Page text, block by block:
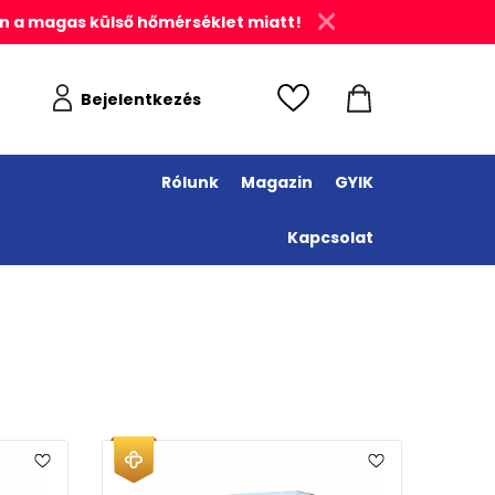
a magas külső hőmérséklet miatt!
Bejelentkezés
Rólunk Magazin GYIK
Kapcsolat